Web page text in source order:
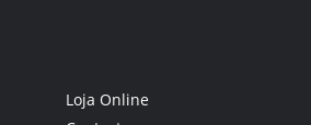
Loja Online